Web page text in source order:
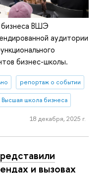
ВШЭ
аудитории
бизнес-школы.
репортаж о событии
Высшая школа бизнеса
18 декабря, 2025 г.
и вызовах